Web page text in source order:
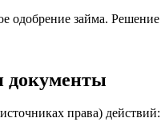
одобрение займа.
документы
права) действий: